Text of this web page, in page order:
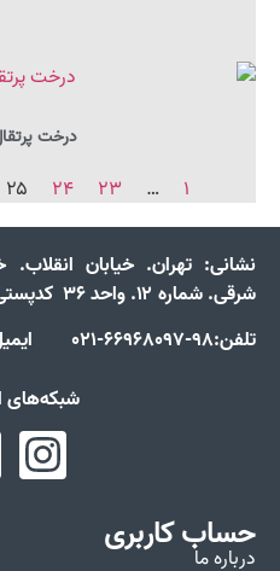
درخت
۱ … ۲۳ ۲۴ ۲۵
نشانی: تهران. خیابان انقلاب.
شرقی. شماره ۱۲. واحد ۳۶ کدپستی: ۱۳۱۵۸۸۳۴۷۴
تلفن:98-66968097-021 ایمیل: info@jahaneketab.ir
شبکه‌های
حساب کاربری
درباره ما